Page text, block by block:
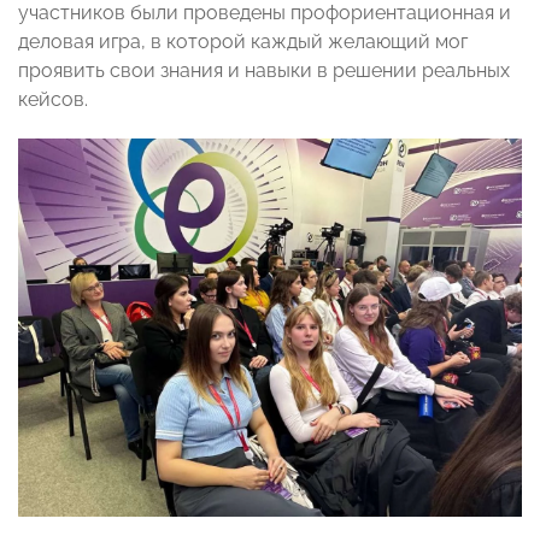
участников были проведены профориентационная и
деловая игра, в которой каждый желающий мог
проявить свои знания и навыки в решении реальных
кейсов.